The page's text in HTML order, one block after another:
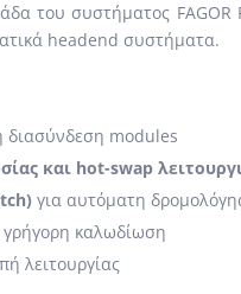
του συστήματος
headend συστήματα.
διασύνδεση modules
και hot-swap
για αυτόματη
γρήγορη καλωδίωση
λειτουργίας